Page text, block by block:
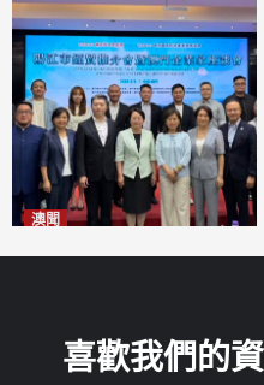
澳聞
喜歡我們的